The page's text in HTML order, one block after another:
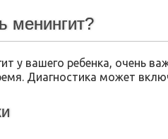
менингит?
у вашего ребенка, очень
Диагностика может